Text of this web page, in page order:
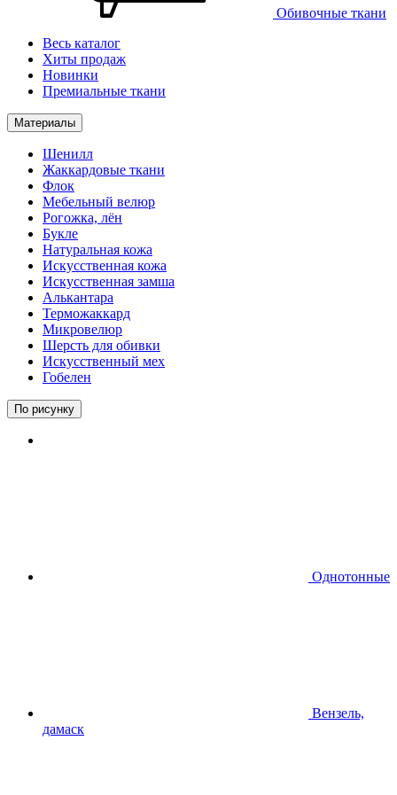
Обивочные ткани
Весь каталог
Хиты продаж
Новинки
Премиальные ткани
Материалы
Шенилл
Жаккардовые ткани
Флок
Мебельный велюр
Рогожка, лён
Букле
Натуральная кожа
Искусственная кожа
Искусственная замша
Алькантара
Терможаккард
Микровелюр
Шерсть для обивки
Искусственный мех
Гобелен
По рисунку
Однотонные
Вензель,
дамаск